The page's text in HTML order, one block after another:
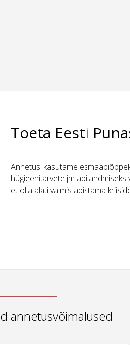
Toeta Eesti
Annetusi kasutame
hügieenitarvete jm abi
et olla alati valmis abistama
annetusvõimalused